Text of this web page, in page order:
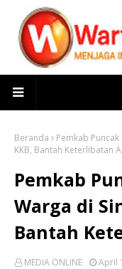
Beranda
Pemkab
KKB, Bantah Keterlibatan
Pemkab
Warga di
Bantah
MEDIA ONLINE April